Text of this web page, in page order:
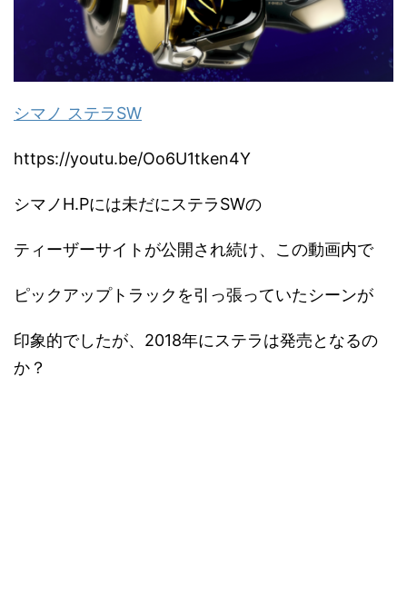
シマノ ステラSW
https://youtu.be/Oo6U1tken4Y
シマノH.Pには未だにステラSWの
ティーザーサイトが公開され続け、この動画内で
ピックアップトラックを引っ張っていたシーンが
印象的でしたが、2018年にステラは発売となるの
か？